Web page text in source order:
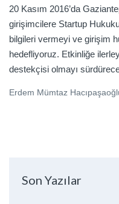
20 Kasım 2016’da
girişimcilere Startup
bilgileri vermeyi ve girişim
hedefliyoruz. Etkinliğe
destekçisi olmayı
Erdem Mümtaz
Son Yazılar